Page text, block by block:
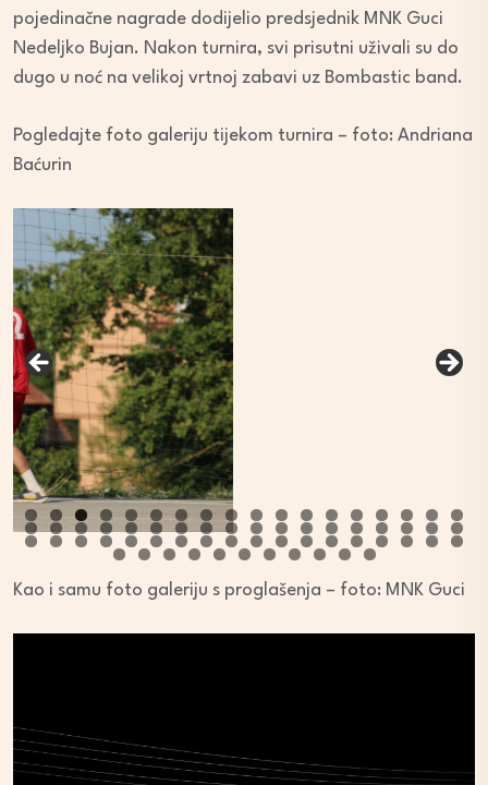
pojedinačne nagrade dodijelio predsjednik MNK Guci
Nedeljko Bujan. Nakon turnira, svi prisutni uživali su do
dugo u noć na velikoj vrtnoj zabavi uz Bombastic band.
Pogledajte foto galeriju tijekom turnira – foto: Andriana
Baćurin
Kao i samu foto galeriju s proglašenja – foto: MNK Guci